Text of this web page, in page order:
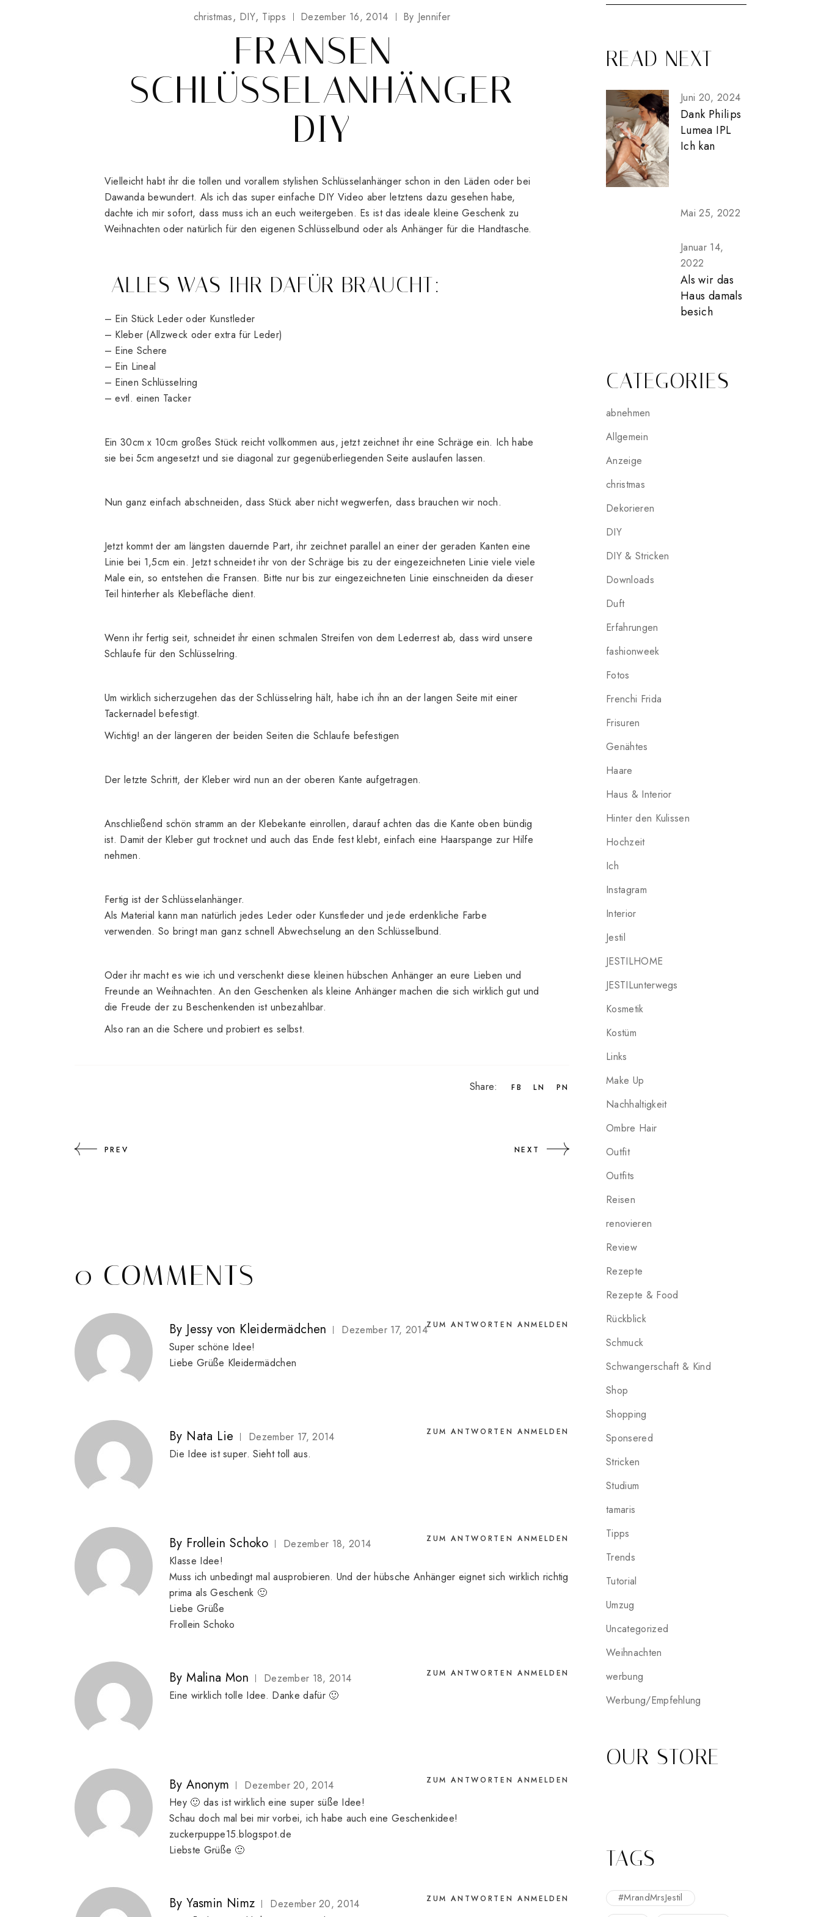
christmas DIY Tipps Dezember 16, 2014 By Jennifer
FRANSEN-
SCHLÜSSELANHÄNGER
DIY
Vielleicht habt ihr die tollen und vorallem stylishen Schlüsselanhänger schon in den Läden oder bei
Dawanda bewundert. Als ich das super einfache DIY Video aber letztens dazu gesehen habe,
dachte ich mir sofort, dass muss ich an euch weitergeben. Es ist das ideale kleine Geschenk zu
Weihnachten oder natürlich für den eigenen Schlüsselbund oder als Anhänger für die Handtasche.
ALLES WAS IHR DAFÜR BRAUCHT:
– Ein Stück Leder oder Kunstleder
– Kleber (Allzweck oder extra für Leder)
– Eine Schere
– Ein Lineal
– Einen Schlüsselring
– evtl. einen Tacker
Ein 30cm x 10cm großes Stück reicht vollkommen aus, jetzt zeichnet ihr eine Schräge ein. Ich habe
sie bei 5cm angesetzt und sie diagonal zur gegenüberliegenden Seite auslaufen lassen.
Nun ganz einfach abschneiden, dass Stück aber nicht wegwerfen, dass brauchen wir noch.
Jetzt kommt der am längsten dauernde Part, ihr zeichnet parallel an einer der geraden Kanten eine
Linie bei 1,5cm ein. Jetzt schneidet ihr von der Schräge bis zu der eingezeichneten Linie viele viele
Male ein, so entstehen die Fransen. Bitte nur bis zur eingezeichneten Linie einschneiden da dieser
Teil hinterher als Klebefläche dient.
Wenn ihr fertig seit, schneidet ihr einen schmalen Streifen von dem Lederrest ab, dass wird unsere
Schlaufe für den Schlüsselring.
Um wirklich sicherzugehen das der Schlüsselring hält, habe ich ihn an der langen Seite mit einer
Tackernadel befestigt.
Wichtig! an der längeren der beiden Seiten die Schlaufe befestigen
Der letzte Schritt, der Kleber wird nun an der oberen Kante aufgetragen.
Anschließend schön stramm an der Klebekante einrollen, darauf achten das die Kante oben bündig
ist. Damit der Kleber gut trocknet und auch das Ende fest klebt, einfach eine Haarspange zur Hilfe
nehmen.
Fertig ist der Schlüsselanhänger.
Als Material kann man natürlich jedes Leder oder Kunstleder und jede erdenkliche Farbe
verwenden. So bringt man ganz schnell Abwechselung an den Schlüsselbund.
Oder ihr macht es wie ich und verschenkt diese kleinen hübschen Anhänger an eure Lieben und
Freunde an Weihnachten. An den Geschenken als kleine Anhänger machen die sich wirklich gut und
die Freude der zu Beschenkenden ist unbezahlbar.
Also ran an die Schere und probiert es selbst.
Share: FB LN PN
PREV NEXT
0 COMMENTS
By Jessy von Kleidermädchen
Dezember 17, 2014
Super schöne Idee!
Liebe Grüße Kleidermädchen
ZUM ANTWORTEN ANMELDEN
By Nata Lie
Dezember 17, 2014
Die Idee ist super. Sieht toll aus.
ZUM ANTWORTEN ANMELDEN
By Frollein Schoko
Dezember 18, 2014
Klasse Idee!
Muss ich unbedingt mal ausprobieren. Und der hübsche Anhänger eignet sich wirklich richtig
prima als Geschenk 🙂
Liebe Grüße
Frollein Schoko
ZUM ANTWORTEN ANMELDEN
ByMalina Mon
Dezember 18, 2014
Eine wirklich tolle Idee. Danke dafür 🙂
ZUM ANTWORTEN ANMELDEN
ByAnonym
Dezember 20, 2014
Hey 🙂 das ist wirklich eine super süße Idee!
Schau doch mal bei mir vorbei, ich habe auch eine Geschenkidee!
zuckerpuppe15.blogspot.de
Liebste Grüße 🙂
ZUM ANTWORTEN ANMELDEN
ByYasmin Nimz
Dezember 20, 2014
ZUM ANTWORTEN ANMELDEN
READ NEXT
Juni 20, 2024
Dank Philips
Lumea IPL
Ich kan
Mai 25, 2022
Januar 14,
2022
Als wir das
Haus damals
besich
CATEGORIES
abnehmen
Allgemein
Anzeige
christmas
Dekorieren
DIY
DIY & Stricken
Downloads
Duft
Erfahrungen
fashionweek
Fotos
Frenchi Frida
Frisuren
Genähtes
Haare
Haus & Interior
Hinter den Kulissen
Hochzeit
Ich
Instagram
Interior
Jestil
JESTILHOME
JESTILunterwegs
Kosmetik
Kostüm
Links
Make Up
Nachhaltigkeit
Ombre Hair
Outfit
Outfits
Reisen
renovieren
Review
Rezepte
Rezepte & Food
Rückblick
Schmuck
Schwangerschaft & Kind
Shop
Shopping
Sponsered
Stricken
Studium
tamaris
Tipps
Trends
Tutorial
Umzug
Uncategorized
Weihnachten
werbung
Werbung/Empfehlung
OUR STORE
TAGS
#MrandMrsJestil